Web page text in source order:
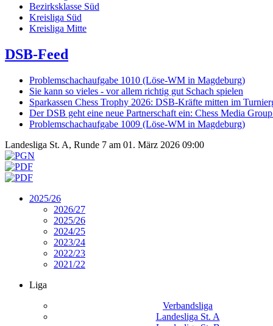
Bezirksklasse Süd
Kreisliga Süd
Kreisliga Mitte
DSB-Feed
Problemschachaufgabe 1010 (Löse-WM in Magdeburg)
Sie kann so vieles - vor allem richtig gut Schach spielen
Sparkassen Chess Trophy 2026: DSB-Kräfte mitten im
Der DSB geht eine neue Partnerschaft ein: Chess Media
Problemschachaufgabe 1009 (Löse-WM in Magdeburg)
Landesliga St. A, Runde 7 am 01. März 2026 09:00
2025/26
2026/27
2025/26
2024/25
2023/24
2022/23
2021/22
Liga
Verbandsliga
Landesliga St. A